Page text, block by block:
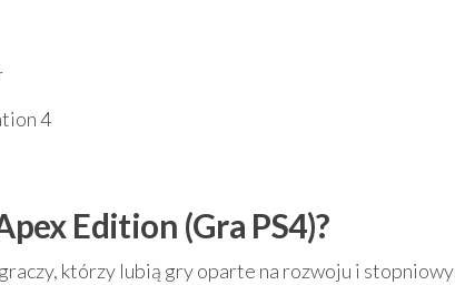
4
Edition (Gra PS4)?
którzy lubią gry oparte na rozwoju i